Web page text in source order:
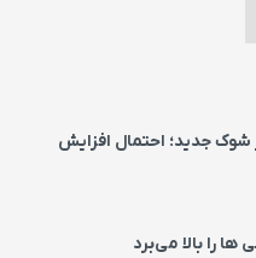
شوک جدید؛ احتمال افزایش
را بالا می‌برد